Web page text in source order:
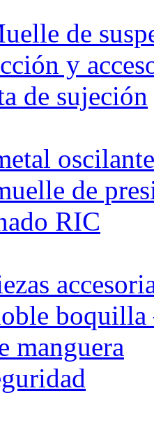
de
y
de sujeción
oscilante
de
RIC
manguera